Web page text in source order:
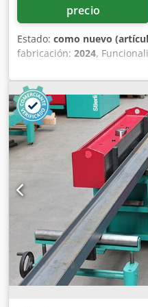
precio
Estado: como nuevo
fabricación: 2024,
funcionamiento:10 mm/s,
Ángulo de curvado (máx.):
(máx.):20 mm , espesor de
velocidad de elevación:10
42 t, Stierli Bieger 420 HE
con control manual y
para doblar acero plano,
tubos cuadrados o
y fijación sencilla de
especiales, + función de
enderezado. Cjdpfx Ajflc
toneladas. Altura de la
doblado larga: 0-300 mm,
Capacidad de doblado: 200
enderezado para HEA180.
enderezado mediante